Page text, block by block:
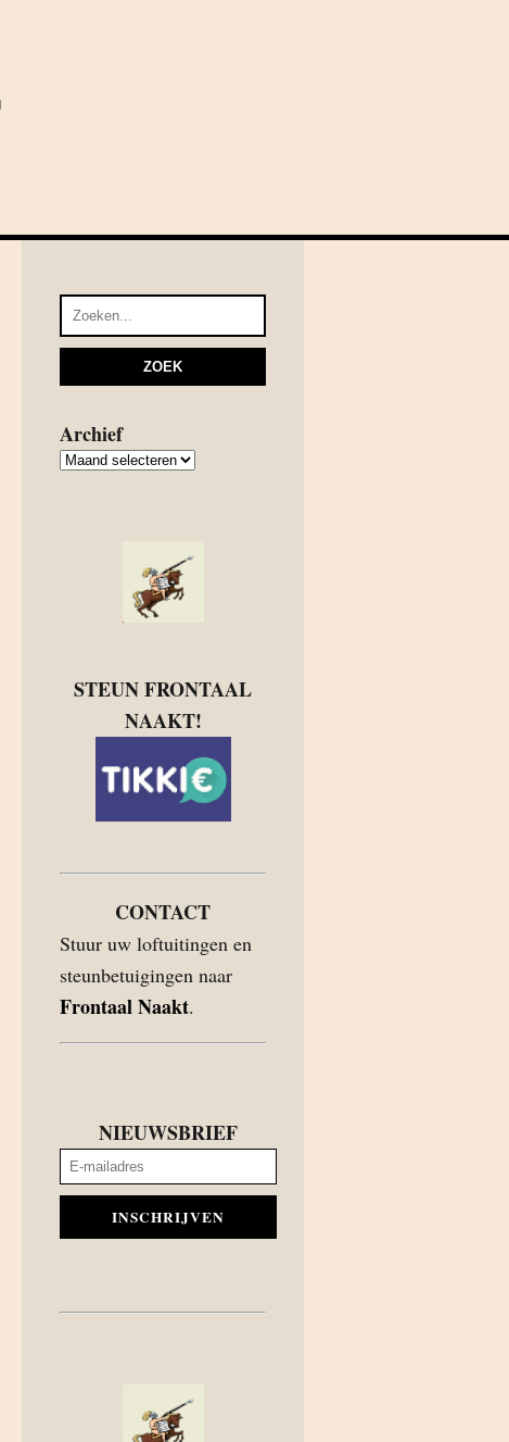
Archief
Archief
STEUN FRONTAAL
NAAKT!
CONTACT
Stuur uw loftuitingen en
steunbetuigingen naar
Frontaal Naakt.
NIEUWSBRIEF
INSCHRIJVEN